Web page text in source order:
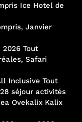
Ice Hotel de
Janvier
Tout
Safari
Inclusive Tout
séjour activités
Ovekalix Kalix